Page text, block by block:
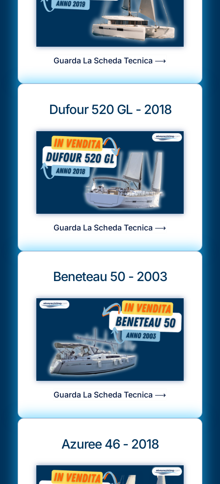
Guarda La Scheda Tecnica ⟶
Dufour 520 GL - 2018
Guarda La Scheda Tecnica ⟶
Beneteau 50 - 2003
Guarda La Scheda Tecnica ⟶
Azuree 46 - 2018